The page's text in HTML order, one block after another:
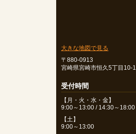
大きな地図で見る
〒880-0913
宮崎県宮崎市恒久5丁目10-1
受付時間
【月・火・水・金】
9:00～13:00 / 14:30～18:00
【土】
9:00～13:00